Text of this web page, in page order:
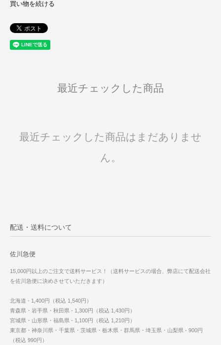
買い物を続ける
最近チェックした商品
最近チェックした商品はまだありませ
ん。
配送・送料について
佐川急便
15,000円以上のご注文で送料サービス！（送料サービスの場合、弊店にて配送会社
を佐川急便に決めさせていただきます）
北海道 - 1,400円（税込 1,540円）
青森県・岩手県・秋田県 - 1,300円（税込 1,430円）
宮城県・山形県・福島県 - 1,100円（税込 1,210円）
東京都・神奈川県・千葉県・茨城県・栃木県・群馬県・埼玉県・山梨県 - 900円
（税込 990円）